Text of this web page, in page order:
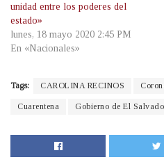
unidad entre los poderes del
estado»
lunes, 18 mayo 2020 2:45 PM
En «Nacionales»
Tags: CAROLINA RECINOS
Cuarentena Gobierno de El